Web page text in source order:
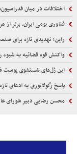
اختلافات در میان
فناوری بومی ایران، برتر از
راین؛ تهدیدی تازه برای
واکنش قوه قضائیه به شیوه
این ژل‌های شستشوی پوست
پاسخ رگولاتوری به ادعای
محسن رضایی دبیر شورای